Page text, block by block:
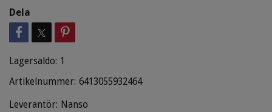
Dela
Lagersaldo: 1
Artikelnummer: 6413055932464
Leverantör: Nanso